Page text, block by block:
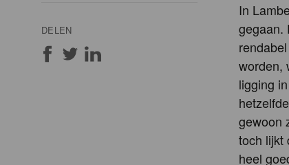
DELEN
In
gegaan.
worden,
ligging
gewoon
toch lijkt
heel